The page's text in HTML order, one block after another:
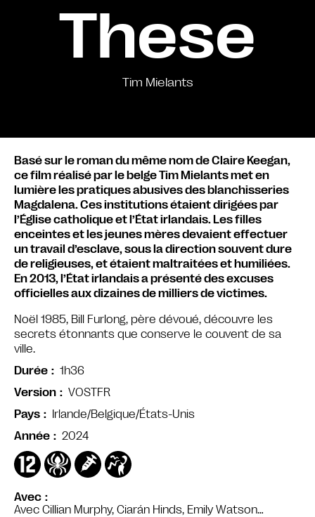
These
Tim Mielants
Avec
Avec Cillian Murphy, Ciarán Hinds, Emily Watson…
Basé sur le roman du même nom de Claire Keegan,
ce film réalisé par le belge Tim Mielants met en
lumière les pratiques abusives des blanchisseries
Magdalena. Ces institutions étaient dirigées par
l’Église catholique et l’État irlandais. Les filles
enceintes et les jeunes mères devaient effectuer
un travail d’esclave, sous la direction souvent dure
de religieuses, et étaient maltraitées et humiliées.
En 2013, l’État irlandais a présenté des excuses
officielles aux dizaines de milliers de victimes.
Noël 1985, Bill Furlong, père dévoué, découvre les
secrets étonnants que conserve le couvent de sa
ville.
Durée
1h36
Version
VOSTFR
Pays
Irlande/Belgique/États-Unis
Année
2024